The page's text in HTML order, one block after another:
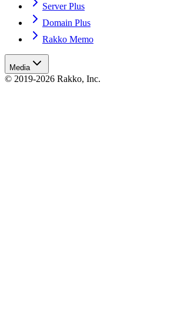
Server Plus
Domain Plus
Rakko Memo
Media
© 2019-2026 Rakko, Inc.